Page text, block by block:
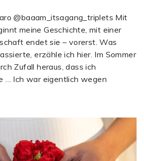
@baaam_itsagang_triplets Mit
meine Geschichte, mit einer
endet sie – vorerst. Was
erzähle ich hier. Im Sommer
Zufall heraus, dass ich
… Ich war eigentlich wegen